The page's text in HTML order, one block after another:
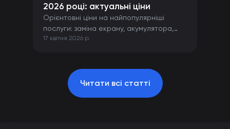
2026 році: актуальні ціни
Орієнтовні ціни на найпопулярніші
послуги: заміна екрану, акумулятора,
камери та інших компонентів iPhone.
17 квітня 2026 р.
Читати всі статті